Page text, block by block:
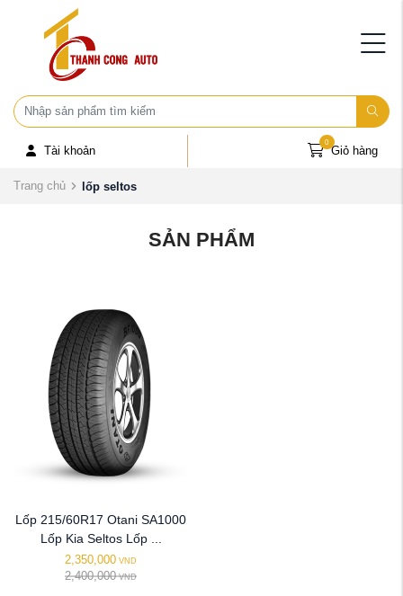
Tài khoản Giỏ hàng
0
Trang chủ lốp seltos
SẢN PHẨM
Lốp 215/60R17 Otani SA1000
Lốp Kia Seltos Lốp ...
2,350,000 VND
2,400,000 VND